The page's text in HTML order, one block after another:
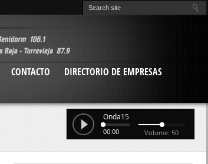
CONTACTO
DIRECTORIO DE EMPRESAS
Onda15
00:00 Volume: 50